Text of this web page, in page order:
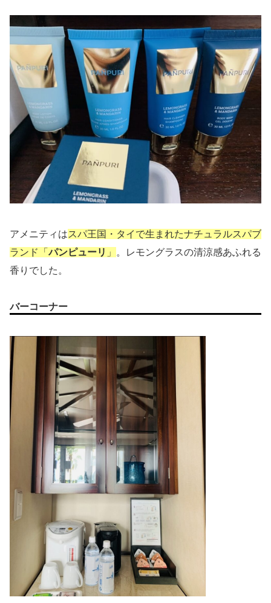
アメニティはスパ王国・タイ で生まれたナチュラルスパブ
ランド「パンピューリ 」
。レモングラスの清涼感あふれる
香りでした。
バーコーナー